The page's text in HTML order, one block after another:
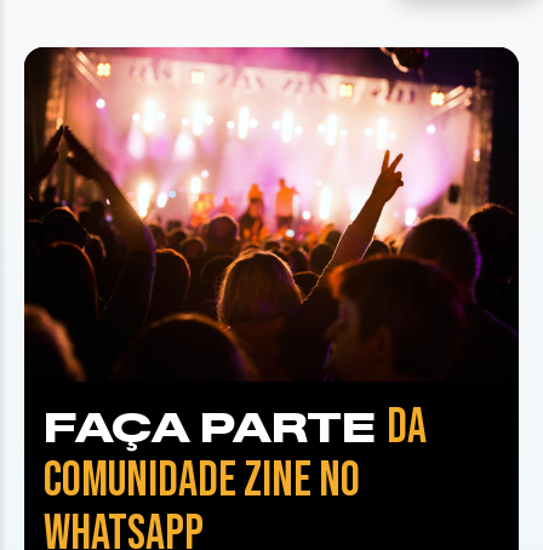
FAÇA PARTE DA
COMUNIDADE ZINE NO
WHATSAPP